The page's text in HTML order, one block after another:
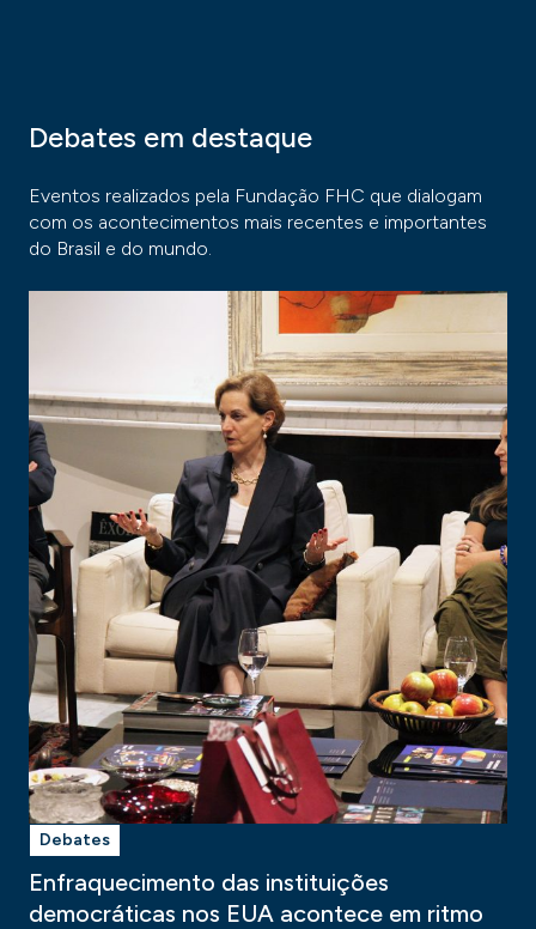
Debates em destaque
Eventos realizados pela Fundação FHC que dialogam
com os acontecimentos mais recentes e importantes
do Brasil e do mundo.
Debates
Enfraquecimento das instituições
democráticas nos EUA acontece em ritmo